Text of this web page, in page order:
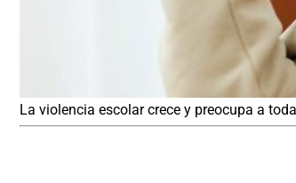
La violencia escolar crece y preocupa a